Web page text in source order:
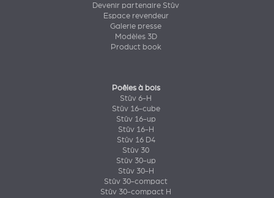
Devenir partenaire Stûv
Espace revendeur
Galerie presse
Modèles 3D
Product book
Poêles à bois
Stûv 6-H
Stûv 16-cube
Stûv 16-up
Stûv 16-H
Stûv 16 D4
Stûv 30
Stûv 30-up
Stûv 30-H
Stûv 30-compact
Stûv 30-compact H